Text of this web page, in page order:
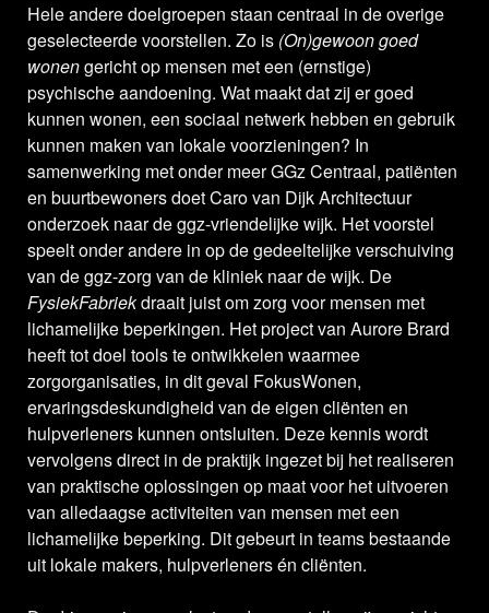
Hele andere doelgroepen staan centraal in de overige
geselecteerde voorstellen. Zo is (On)gewoon goed
wonengericht op mensen met een (ernstige)
psychische aandoening. Wat maakt dat zij er goed
kunnen wonen, een sociaal netwerk hebben en gebruik
kunnen maken van lokale voorzieningen? In
samenwerking met onder meer GGz Centraal, patiënten
en buurtbewoners doet Caro van Dijk Architectuur
onderzoek naar de ggz-vriendelijke wijk. Het voorstel
speelt onder andere in op de gedeeltelijke verschuiving
van de ggz-zorg van de kliniek naar de wijk. De
FysiekFabriekdraait juist om zorg voor mensen met
lichamelijke beperkingen. Het project van Aurore Brard
heeft tot doel tools te ontwikkelen waarmee
zorgorganisaties, in dit geval FokusWonen,
ervaringsdeskundigheid van de eigen cliënten en
hulpverleners kunnen ontsluiten. Deze kennis wordt
vervolgens direct in de praktijk ingezet bij het realiseren
van praktische oplossingen op maat voor het uitvoeren
van alledaagse activiteiten van mensen met een
lichamelijke beperking. Dit gebeurt in teams bestaande
uit lokale makers, hulpverleners én cliënten.